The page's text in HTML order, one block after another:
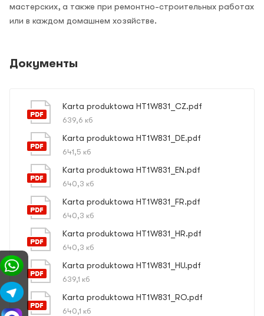
мастерских, а также при ремонтно-строительных работах
или в каждом домашнем хозяйстве.
Документы
Karta produktowa HT1W831_CZ.pdf
639,6 кб
Karta produktowa HT1W831_DE.pdf
641,5 кб
Karta produktowa HT1W831_EN.pdf
640,3 кб
Karta produktowa HT1W831_FR.pdf
640,3 кб
Karta produktowa HT1W831_HR.pdf
640,3 кб
Karta produktowa HT1W831_HU.pdf
639,1 кб
Karta produktowa HT1W831_RO.pdf
640,1 кб